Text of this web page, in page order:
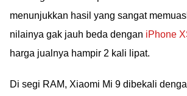
menunjukkan hasil yang sangat
nilainya gak jauh beda dengan iPhone
harga jualnya hampir 2 kali lipat.
Di segi RAM, Xiaomi Mi 9 dibekali